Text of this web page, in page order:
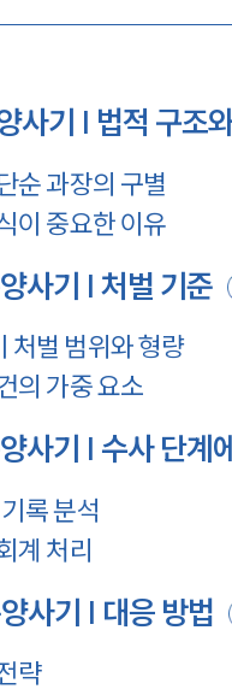
사기 | 법적 구조
순 과장의 구별
이 중요한 이유
사기 | 처벌 기준
처벌 범위와 형량
의 가중 요소
사기 | 수사 단계
록 분석
계 처리
사기 | 대응 방법
략